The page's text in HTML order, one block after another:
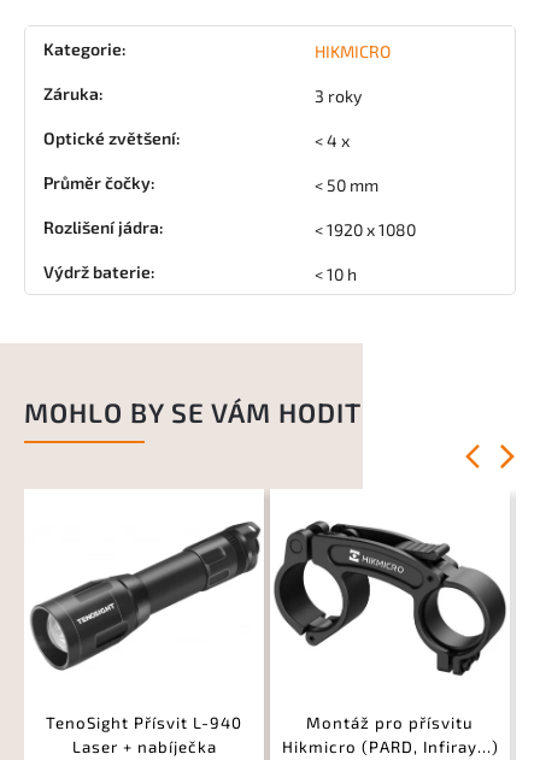
Kategorie: HIKMICRO
Záruka: 3 roky
Optické zvětšení: < 4 x
Průměr čočky: < 50 mm
Rozlišení jádra: < 1920 x 1080
Výdrž baterie: < 10 h
MOHLO BY SE VÁM HODIT
Previous
TenoSight Přísvit L-940
Laser + nabíječka
Montáž pro přísvitu
Hikmicro (PARD, Infiray...)
Next